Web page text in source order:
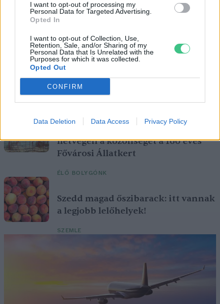
I want to opt-out of processing my
Personal Data for Targeted Advertising.
Opted In
I want to opt-out of Collection, Use,
Retention, Sale, and/or Sharing of my
Personal Data that Is Unrelated with the
Purposes for which it was collected.
Opted Out
CONFIRM
Data Deletion Data Access Privacy Policy
Magyarország tele van gyönyörű növényekkel, így arborétumokkal
is. A jó idő beköszöntével érdemes minél többet felkeresni.
Születésnapi programokkal várja a
hétvégén a közönséget a 160 éves
Fővárosi Állatkert
ÉLŐ BOLYGÓNK
Szedd magad őszibarack: itt vannak
a legjobb lelőhelyek!
SZEMLE